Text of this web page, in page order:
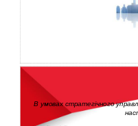
В умовах стратегічного